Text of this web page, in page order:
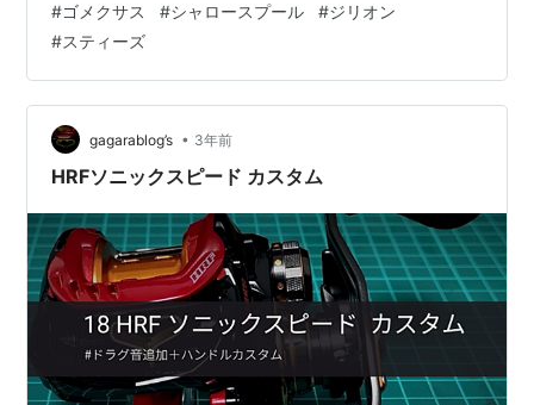
す。 スポンサーリンク 【目次】 ◆ゴメクサス シャロー
スプール ◆ゴメクサス シャロースプールの特徴 スプー
ルスペック スプール特徴 スプール重量 その他の特徴 ◆
初見（感想） ◆ゴメクサス シャロースプール 商品はこ
ちら。 【メーカー】ゴメクサス 【名称】OZ1000 …
#ゴメクサス #シャロースプール #ジリオン
#スティーズ
gagarablog’s • 3年前
HRFソニックスピード カスタム